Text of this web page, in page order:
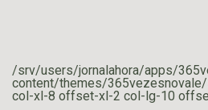
/srv/users/jornalahora/apps/
content/themes/365vezesnovale/
col-xl-8 offset-xl-2 col-lg-10